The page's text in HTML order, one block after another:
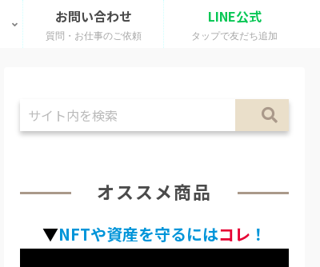
お問い合わせ
質問・お仕事のご依頼
LINE公式
タップで友だち追加
オススメ商品
▼NFTや資産を守るにはコレ ！